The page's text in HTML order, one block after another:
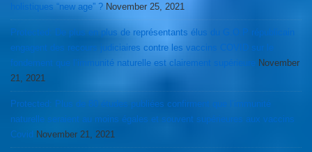
holistiques “new age” ? November 25, 2021
Protected: De plus en plus de représentants élus du G.O.P républicain
engagent des recours judiciaires contre les vaccins COVID sur le
fondement que l’immunité naturelle est clairement supérieure November
21, 2021
Protected: Plus de 80 études publiées confirment que l’immunité
naturelle seraient au moins égales et souvent supérieures aux vaccins
Covid November 21, 2021